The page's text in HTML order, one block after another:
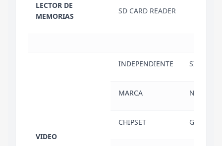
LECTOR DE
MEMORIAS
SD CARD READER
VIDEO
INDEPENDIENTE SI
MARCA NVIDIA
CHIPSET